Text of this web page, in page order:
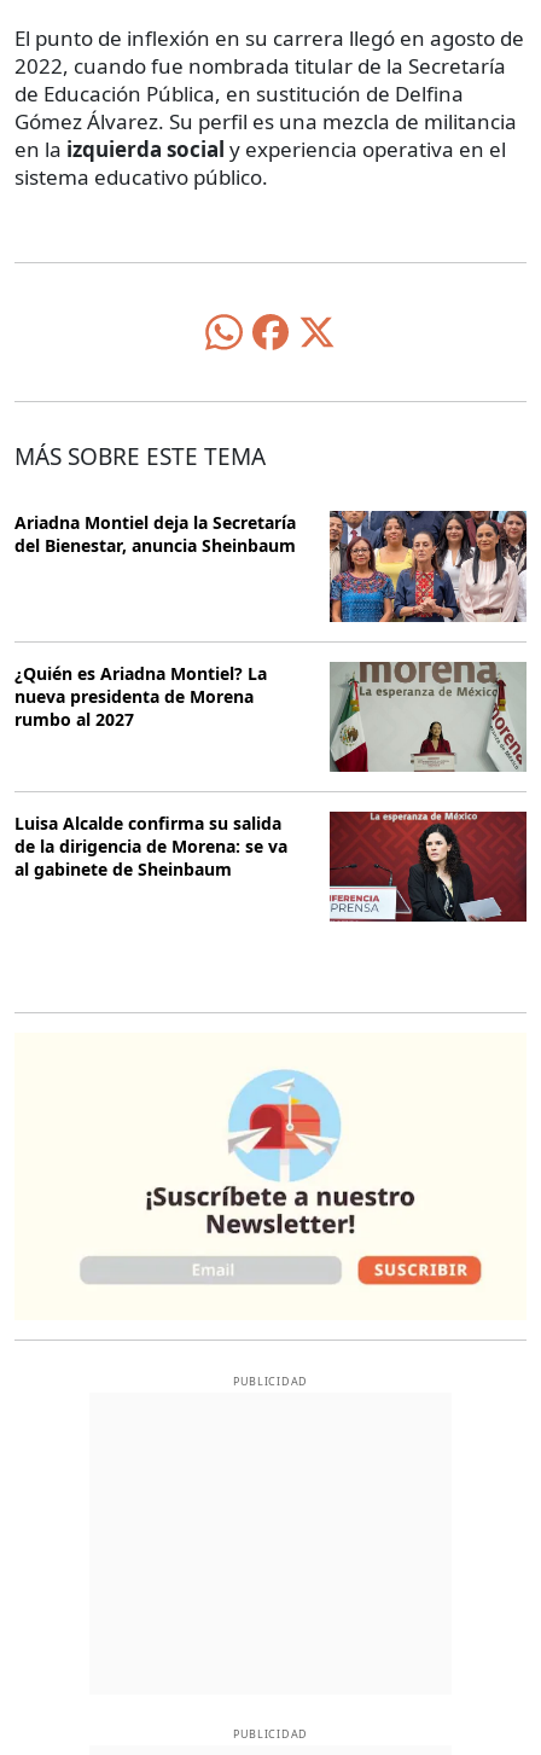
El punto de inflexión en su carrera llegó en agosto de
2022, cuando fue nombrada titular de la Secretaría
de Educación Pública, en sustitución de Delfina
Gómez Álvarez. Su perfil es una mezcla de militancia
en la izquierda social y experiencia operativa en el
sistema educativo público.
MÁS SOBRE ESTE TEMA
Ariadna Montiel deja la Secretaría
del Bienestar, anuncia Sheinbaum
¿Quién es Ariadna Montiel? La
nueva presidenta de Morena
rumbo al 2027
Luisa Alcalde confirma su salida
de la dirigencia de Morena: se va
al gabinete de Sheinbaum
PUBLICIDAD
PUBLICIDAD